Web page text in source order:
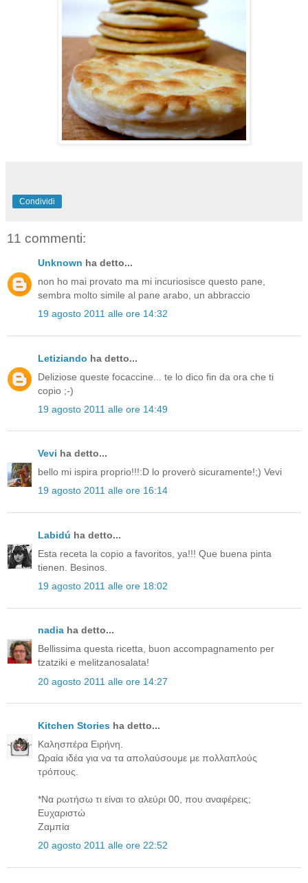
Condividi
11 commenti:
Unknown ha detto...
non ho mai provato ma mi incuriosisce questo pane,
sembra molto simile al pane arabo, un abbraccio
19 agosto 2011 alle ore 14:32
Letiziando ha detto...
Deliziose queste focaccine... te lo dico fin da ora che ti
copio ;-)
19 agosto 2011 alle ore 14:49
Vevi ha detto...
bello mi ispira proprio!!!:D lo proverò sicuramente!;) Vevi
19 agosto 2011 alle ore 16:14
Labidú ha detto...
Esta receta la copio a favoritos, ya!!! Que buena pinta
tienen. Besinos.
19 agosto 2011 alle ore 18:02
nadia ha detto...
Bellissima questa ricetta, buon accompagnamento per
tzatziki e melitzanosalata!
20 agosto 2011 alle ore 14:27
Kitchen Stories ha detto...
Καλησπέρα Ειρήνη.
Ωραία ιδέα για να τα απολαύσουμε με πολλαπλούς
τρόπους.
*Να ρωτήσω τι είναι το αλεύρι 00, που αναφέρεις;
Ευχαριστώ
Ζαμπία
20 agosto 2011 alle ore 22:52